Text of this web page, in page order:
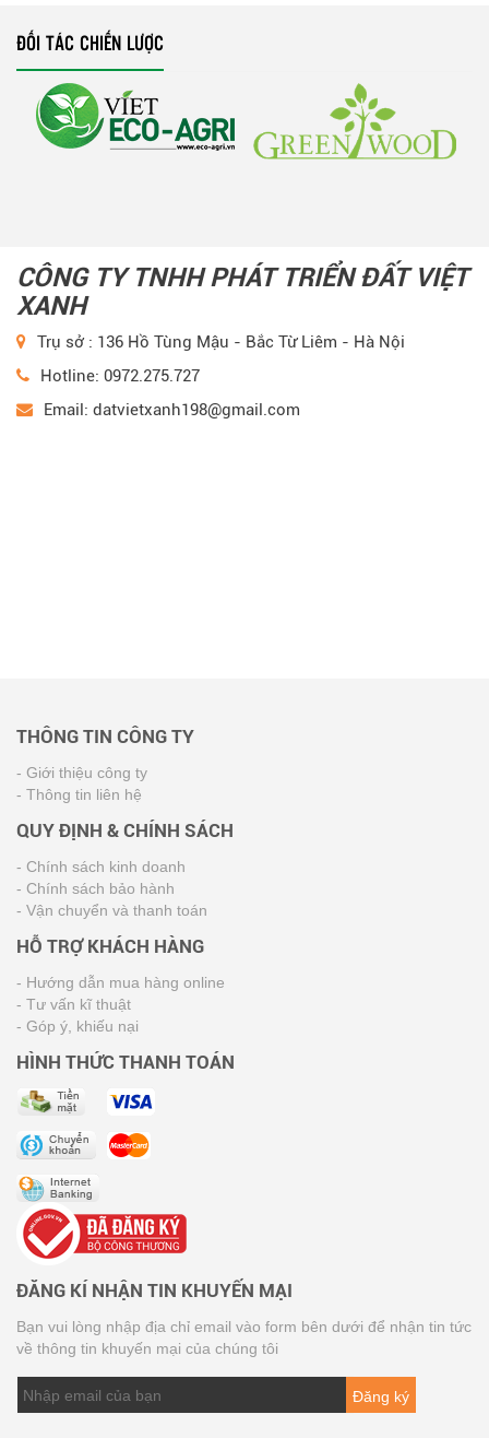
ĐỐI TÁC CHIẾN LƯỢC
CÔNG TY TNHH PHÁT TRIỂN ĐẤT VIỆT
XANH
Trụ sở : 136 Hồ Tùng Mậu - Bắc Từ Liêm - Hà Nội
Hotline: 0972.275.727
Email: datvietxanh198@gmail.com
THÔNG TIN CÔNG TY
- Giới thiệu công ty
- Thông tin liên hệ
QUY ĐỊNH & CHÍNH SÁCH
- Chính sách kinh doanh
- Chính sách bảo hành
- Vận chuyển và thanh toán
HỖ TRỢ KHÁCH HÀNG
- Hướng dẫn mua hàng online
- Tư vấn kĩ thuật
- Góp ý, khiếu nại
HÌNH THỨC THANH TOÁN
ĐĂNG KÍ NHẬN TIN KHUYẾN MẠI
Bạn vui lòng nhập địa chỉ email vào form bên dưới để nhận tin tức
về thông tin khuyến mại của chúng tôi
Đăng ký